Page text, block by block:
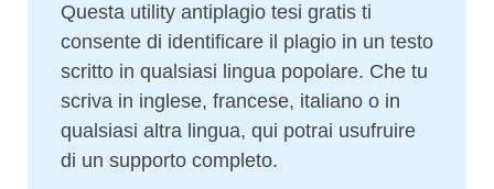
Questa utility antiplagio tesi gratis ti
consente di identificare il plagio in un testo
scritto in qualsiasi lingua popolare. Che tu
scriva in inglese, francese, italiano o in
qualsiasi altra lingua, qui potrai usufruire
di un supporto completo.